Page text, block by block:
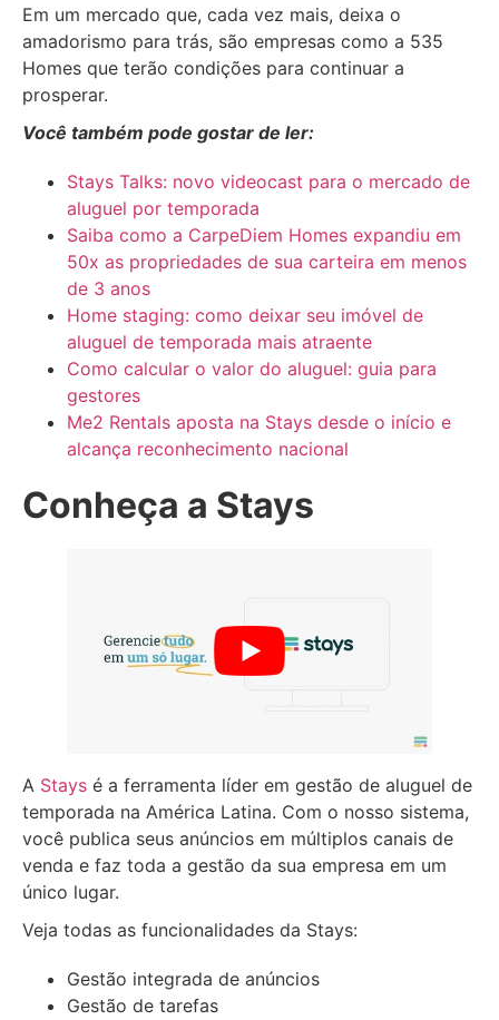
Em um mercado que, cada vez mais, deixa o
amadorismo para trás, são empresas como a 535
Homes que terão condições para continuar a
prosperar.
Você também pode gostar de ler:
Stays Talks: novo videocast para o mercado de
aluguel por temporada
Saiba como a CarpeDiem Homes expandiu em
50x as propriedades de sua carteira em menos
de 3 anos
Home staging: como deixar seu imóvel de
aluguel de temporada mais atraente
Como calcular o valor do aluguel: guia para
gestores
Me2 Rentals aposta na Stays desde o início e
alcança reconhecimento nacional
Conheça a Stays
A Stays é a ferramenta líder em gestão de aluguel de
temporada na América Latina. Com o nosso sistema,
você publica seus anúncios em múltiplos canais de
venda e faz toda a gestão da sua empresa em um
único lugar.
Veja todas as funcionalidades da Stays:
Gestão integrada de anúncios
Gestão de tarefas